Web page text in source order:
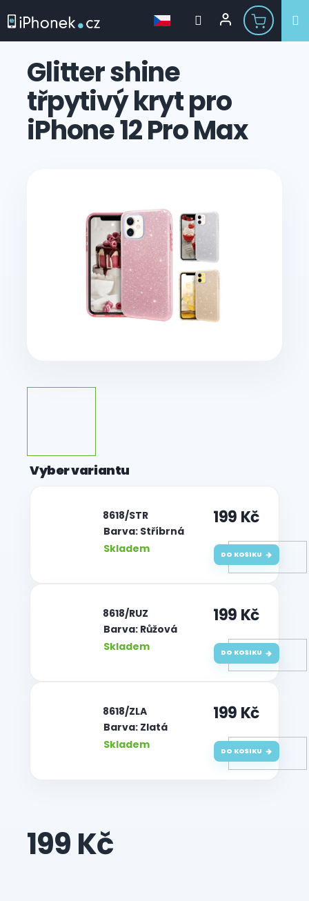
obsahGlitter shine
třpytivý kryt pro
iPhone 12 Pro Max
Barva: Stříbrná
Skladem
| 8618/STR 199 Kč
DO KOŠÍKU
Barva: Růžová
Skladem
| 8618/RUZ 199 Kč
DO KOŠÍKU
Barva: Zlatá
Skladem
| 8618/ZLA 199 Kč
DO KOŠÍKU
199 Kč